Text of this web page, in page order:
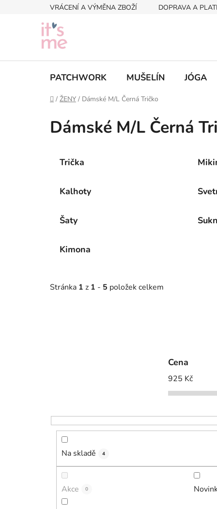
VRÁCENÍ A VÝMĚNA ZBOŽÍ DOPRAVA A
PATCHWORK MUŠELÍN JÓGA
Domů
/ ŽENY / Dámské M/L Černá Tričko
Dámské M/L Černá
Trička
Kalhoty
Šaty
Kimona
Stránka 1 z 1 - 5 položek celkem
Cena
925 Kč
Na skladě 4
Akce 0